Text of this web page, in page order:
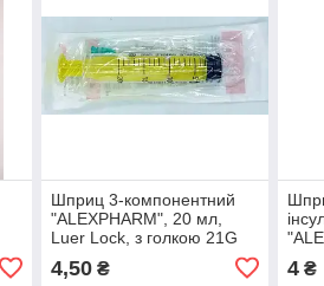
Шприц 3-компонентний
"ALEXPHARM", 20 мл,
Luer Lock, з голкою 21G
4,50₴ 4 ₴